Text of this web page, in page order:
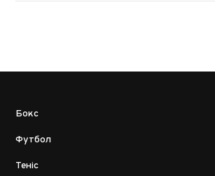
Бокс
Футбол
Теніс